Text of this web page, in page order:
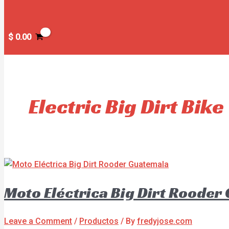
$ 0.00
Electric Big Dirt Bike
Moto Eléctrica Big Dirt Rooder
Leave a Comment / Productos / By fredyjose.com